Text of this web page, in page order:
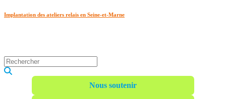
Implantation des ateliers relais en Seine-et-Marne
Nous soutenir